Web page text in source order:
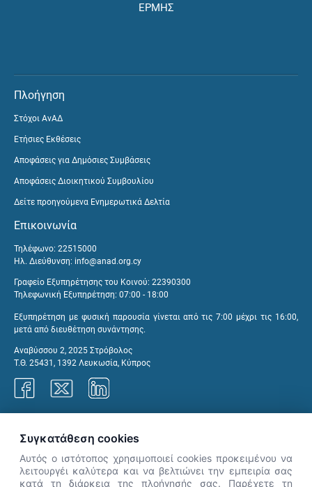
ΕΡΜΗΣ
Πλοήγηση
Στόχοι ΑνΑΔ
Ετήσιες Εκθέσεις
Αποφάσεις για Δημόσιες Συμβάσεις
Αποφάσεις Διοικητικού Συμβουλίου
Δείτε προηγούμενα Ενημερωτικά Δελτία
Επικοινωνία
Τηλέφωνο: 22515000
Ηλ. Διεύθυνση: info@anad.org.cy
Γραφείο Εξυπηρέτησης του Κοινού: 22390300
Τηλεφωνική Εξυπηρέτηση: 07:00 - 18:00
Εξυπηρέτηση με φυσική παρουσία γίνεται από τις 7:00 μέχρι τις 16:00,
μετά από διευθέτηση συνάντησης.
Αναβύσσου 2, 2025 Στρόβολος
Τ.Θ. 25431, 1392 Λευκωσία, Κύπρος
Συγκατάθεση cookies
Αυτός ο ιστότοπος χρησιμοποιεί cookies προκειμένου να
λειτουργέι καλύτερα και να βελτιώνει την εμπειρία σας
κατά τη διάρκεια της πλοήγησής σας. Παρέχετε τη